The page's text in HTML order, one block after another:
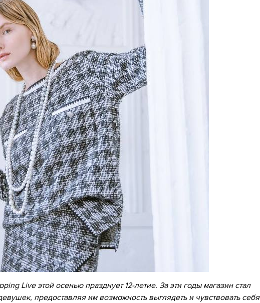
Live этой осенью празднует 12-летие. За эти годы магазин стал
предоставляя им возможность выглядеть и чувствовать себя